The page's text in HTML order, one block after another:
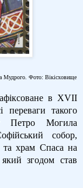
Мудрого. Фото: Вікісховище
в XVII
переваги такого
Петро Могила
собор,
та храм Спаса на
згодом став